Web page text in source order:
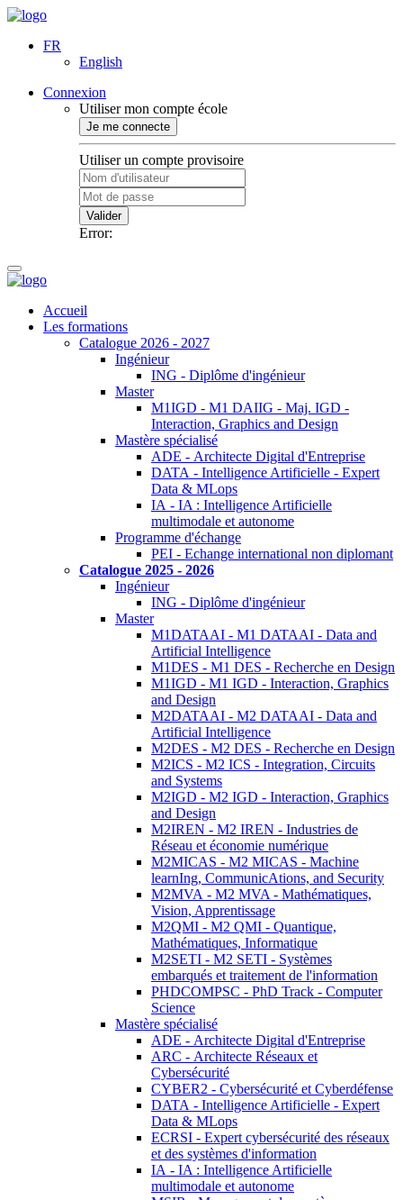
FR
English
Connexion
Utiliser mon compte école
Je me connecte
Utiliser un compte provisoire
Valider
Error:
Accueil
Les formations
Catalogue 2026 - 2027
Ingénieur
ING - Diplôme d'ingénieur
Master
M1IGD - M1 DAIIG - Maj. IGD -
Interaction, Graphics and Design
Mastère spécialisé
ADE - Architecte Digital d'Entreprise
DATA - Intelligence Artificielle - Expert
Data & MLops
IA - IA : Intelligence Artificielle
multimodale et autonome
Programme d'échange
PEI - Echange international non diplomant
Catalogue 2025 - 2026
Ingénieur
ING - Diplôme d'ingénieur
Master
M1DATAAI - M1 DATAAI - Data and
Artificial Intelligence
M1DES - M1 DES - Recherche en Design
M1IGD - M1 IGD - Interaction, Graphics
and Design
M2DATAAI - M2 DATAAI - Data and
Artificial Intelligence
M2DES - M2 DES - Recherche en Design
M2ICS - M2 ICS - Integration, Circuits
and Systems
M2IGD - M2 IGD - Interaction, Graphics
and Design
M2IREN - M2 IREN - Industries de
Réseau et économie numérique
M2MICAS - M2 MICAS - Machine
learnIng, CommunicAtions, and Security
M2MVA - M2 MVA - Mathématiques,
Vision, Apprentissage
M2QMI - M2 QMI - Quantique,
Mathématiques, Informatique
M2SETI - M2 SETI - Systèmes
embarqués et traitement de l'information
PHDCOMPSC - PhD Track - Computer
Science
Mastère spécialisé
ADE - Architecte Digital d'Entreprise
ARC - Architecte Réseaux et
Cybersécurité
CYBER2 - Cybersécurité et Cyberdéfense
DATA - Intelligence Artificielle - Expert
Data & MLops
ECRSI - Expert cybersécurité des réseaux
et des systèmes d'information
IA - IA : Intelligence Artificielle
multimodale et autonome